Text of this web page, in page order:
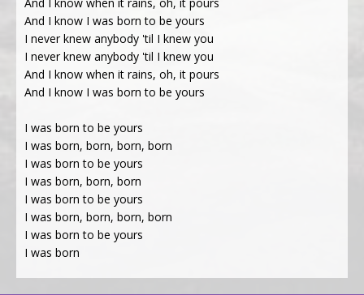
And I know I was born to be yours
I never knew anybody 'til I knew you
I never knew anybody 'til I knew you
And I know when it rains, oh, it pours
And I know I was born to be yours
I was born to be yours
I was born, born, born, born
I was born to be yours
I was born, born, born
I was born to be yours
I was born, born, born, born
I was born to be yours
I was born